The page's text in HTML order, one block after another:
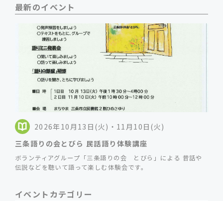
最新のイベント
2026年10月13日(火)・11月10日(火)
三条語りの会とびら 民話語り体験講座
ボランティアグループ「三条語りの会 とびら」による 昔話や
伝説などを聴いて語って楽しむ体験会です。
イベントカテゴリー